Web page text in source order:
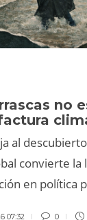
no
al
convierte la
en política
07:32 0